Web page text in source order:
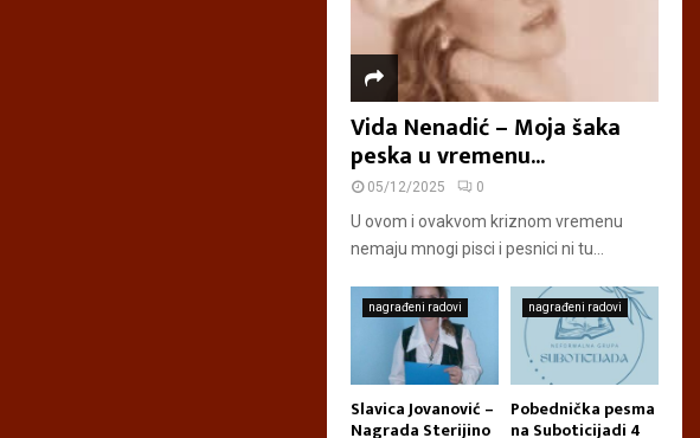
Vida Nenadić – Moja šaka
peska u vremenu...
05/12/2025 0
U ovom i ovakvom kriznom vremenu
nemaju mnogi pisci i pesnici ni tu...
nagrađeni radovi
Slavica Jovanović –
Nagrada Sterijino
nagrađeni radovi
Pobednička pesma
na Suboticijadi 4